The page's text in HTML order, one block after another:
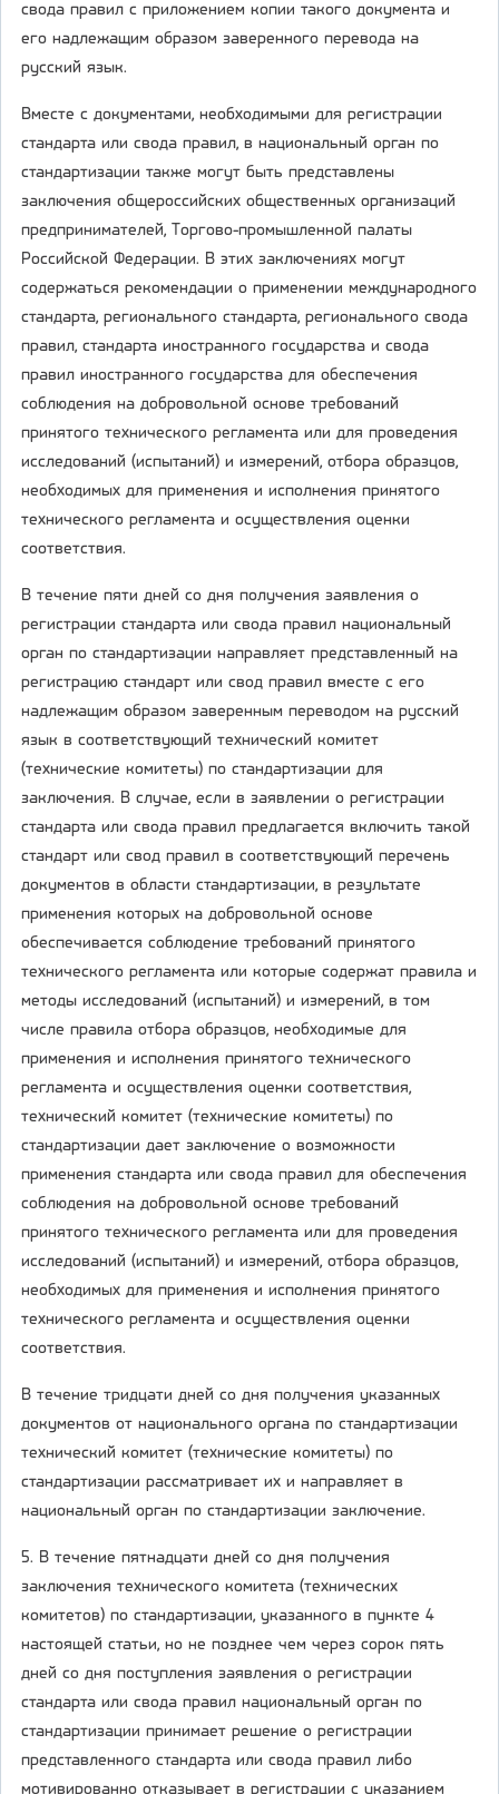
свода правил с приложением копии такого документа и
его надлежащим образом заверенного перевода на
русский язык.
Вместе с документами, необходимыми для регистрации
стандарта или свода правил, в национальный орган по
стандартизации также могут быть представлены
заключения общероссийских общественных организаций
предпринимателей, Торгово-промышленной палаты
Российской Федерации. В этих заключениях могут
содержаться рекомендации о применении международного
стандарта, регионального стандарта, регионального свода
правил, стандарта иностранного государства и свода
правил иностранного государства для обеспечения
соблюдения на добровольной основе требований
принятого технического регламента или для проведения
исследований (испытаний) и измерений, отбора образцов,
необходимых для применения и исполнения принятого
технического регламента и осуществления оценки
соответствия.
В течение пяти дней со дня получения заявления о
регистрации стандарта или свода правил национальный
орган по стандартизации направляет представленный на
регистрацию стандарт или свод правил вместе с его
надлежащим образом заверенным переводом на русский
язык в соответствующий технический комитет
(технические комитеты) по стандартизации для
заключения. В случае, если в заявлении о регистрации
стандарта или свода правил предлагается включить такой
стандарт или свод правил в соответствующий перечень
документов в области стандартизации, в результате
применения которых на добровольной основе
обеспечивается соблюдение требований принятого
технического регламента или которые содержат правила и
методы исследований (испытаний) и измерений, в том
числе правила отбора образцов, необходимые для
применения и исполнения принятого технического
регламента и осуществления оценки соответствия,
технический комитет (технические комитеты) по
стандартизации дает заключение о возможности
применения стандарта или свода правил для обеспечения
соблюдения на добровольной основе требований
принятого технического регламента или для проведения
исследований (испытаний) и измерений, отбора образцов,
необходимых для применения и исполнения принятого
технического регламента и осуществления оценки
соответствия.
В течение тридцати дней со дня получения указанных
документов от национального органа по стандартизации
технический комитет (технические комитеты) по
стандартизации рассматривает их и направляет в
национальный орган по стандартизации заключение.
5. В течение пятнадцати дней со дня получения
заключения технического комитета (технических
комитетов) по стандартизации, указанного в пункте 4
настоящей статьи, но не позднее чем через сорок пять
дней со дня поступления заявления о регистрации
стандарта или свода правил национальный орган по
стандартизации принимает решение о регистрации
представленного стандарта или свода правил либо
мотивированно отказывает в регистрации с указанием